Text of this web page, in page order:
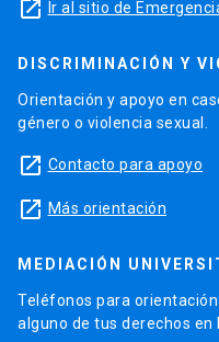
launch Ir al sitio de
DISCRIMINACIÓN Y
Orientación y apoyo en
género o violencia sexual.
launch Contacto para apoyo
launch Más orientación
MEDIACIÓN
Teléfonos para
alguno de tus derechos en